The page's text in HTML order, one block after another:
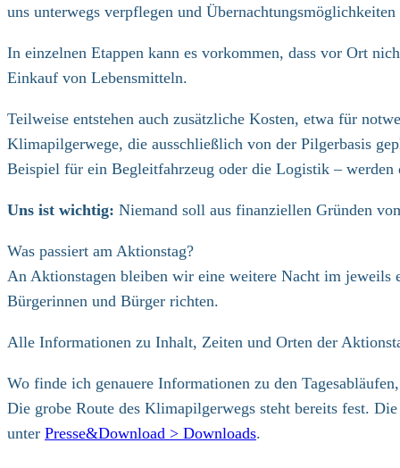
uns unterwegs verpflegen und
In einzelnen Etappen kann es vorkommen, dass vor Ort
Einkauf von Lebensmitteln.
Teilweise entstehen auch zusätzliche Kosten, etwa für
Klimapilgerwege, die ausschließlich von der Pilgerbasis
Beispiel für ein Begleitfahrzeug oder die Logistik – werden
Uns ist wichtig: Niemand soll aus finanziellen Gründen
Was passiert am Aktionstag?
An Aktionstagen bleiben wir eine weitere Nacht im jeweils
Bürgerinnen und Bürger richten.
Alle Informationen zu Inhalt, Zeiten und Orten der
Wo finde ich genauere Informationen zu den
Die grobe Route des Klimapilgerwegs steht bereits fest.
unter Presse&Download > Downloads.